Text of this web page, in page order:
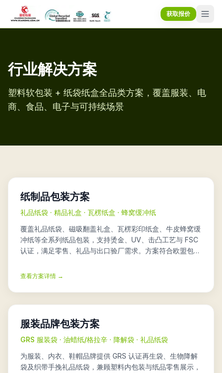
获取报价
行业解决方案
塑料软包装 + 纸袋纸盒全品类方案，覆盖服装、电
商、食品、电子与可持续场景
纸制品包装方案
礼品纸袋 · 精品礼盒 · 瓦楞纸盒 · 蜂窝缓冲纸
覆盖礼品纸袋、磁吸翻盖礼盒、瓦楞彩印纸盒、牛皮蜂窝缓
冲纸等全系列纸品包装，支持烫金、UV、击凸工艺与 FSC
认证，满足零售、礼品与出口验厂需求。方案符合欧盟包装
查看方案详情 →
服装品牌包装方案
GRS 服装袋 · 油蜡纸/格拉辛 · 降解袋 · 礼品纸袋
为服装、内衣、鞋帽品牌提供 GRS 认证再生袋、生物降解
袋及织带手挽礼品纸袋，兼顾塑料内包装与纸品零售展示，